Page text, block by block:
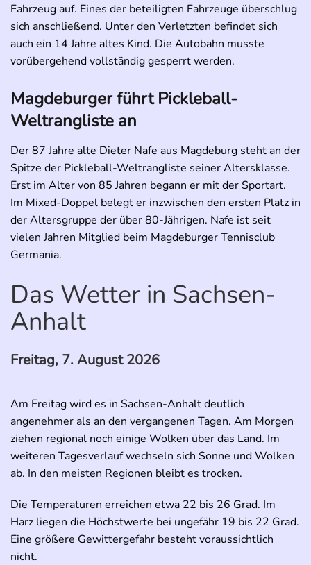
Fahrzeug auf. Eines der beteiligten Fahrzeuge überschlug
sich anschließend. Unter den Verletzten befindet sich
auch ein 14 Jahre altes Kind. Die Autobahn musste
vorübergehend vollständig gesperrt werden.
Magdeburger führt Pickleball-
Weltrangliste an
Der 87 Jahre alte Dieter Nafe aus Magdeburg steht an der
Spitze der Pickleball-Weltrangliste seiner Altersklasse.
Erst im Alter von 85 Jahren begann er mit der Sportart.
Im Mixed-Doppel belegt er inzwischen den ersten Platz in
der Altersgruppe der über 80-Jährigen. Nafe ist seit
vielen Jahren Mitglied beim Magdeburger Tennisclub
Germania.
Das Wetter in Sachsen-
Anhalt
Freitag, 7. August 2026
Am Freitag wird es in Sachsen-Anhalt deutlich
angenehmer als an den vergangenen Tagen. Am Morgen
ziehen regional noch einige Wolken über das Land. Im
weiteren Tagesverlauf wechseln sich Sonne und Wolken
ab. In den meisten Regionen bleibt es trocken.
Die Temperaturen erreichen etwa 22 bis 26 Grad. Im
Harz liegen die Höchstwerte bei ungefähr 19 bis 22 Grad.
Eine größere Gewittergefahr besteht voraussichtlich
nicht.